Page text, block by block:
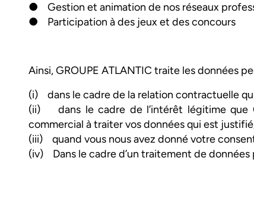
● Gestion et animation de nos réseaux
● Participation à des jeux et des concours
Ainsi, GROUPE ATLANTIC traite les données
(i) dans le cadre de la relation contractuelle
(ii) dans le cadre de l’intérêt légitime que
commercial à traiter vos données qui est
(iii) quand vous nous avez donné votre
(iv) Dans le cadre d’un traitement de